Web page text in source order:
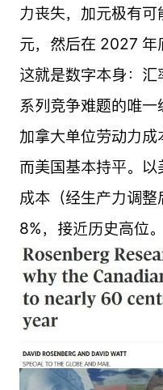
力丧失，加元极有
元，然后在 2027 年
这就是数字本身：
系列竞争难题的唯
加拿大单位劳动力成
而美国基本持平。
成本（经生产力调
8%，接近历史高位。